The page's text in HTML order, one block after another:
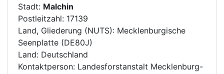
Stadt: Malchin
Postleitzahl: 17139
Land, Gliederung (NUTS): Mecklenburgische
Seenplatte (DE80J)
Land: Deutschland
Kontaktperson: Landesforstanstalt Mecklenburg-